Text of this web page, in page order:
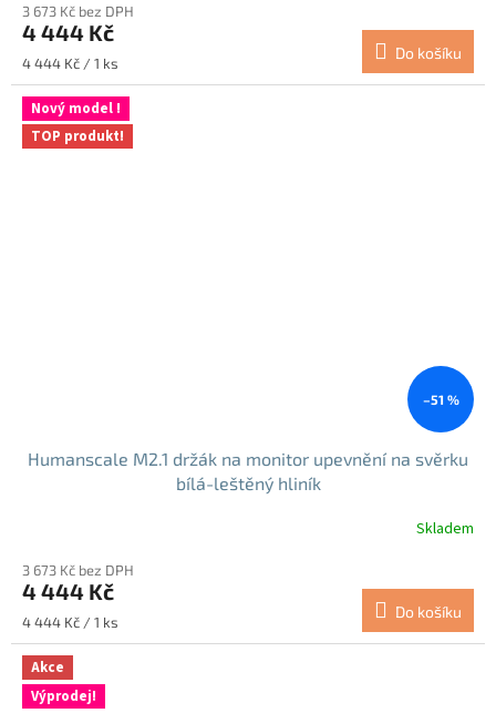
produktu
je
5,0
5
hvězdiček.
3 673 Kč bez DPH
4 444 Kč
Měrná
cena:
4 444 Kč / 1 ks
Do košíku
Nový model !
TOP produkt!
–51 %
Humanscale M2.1 držák na monitor upevnění na svěrku
bílá-leštěný hliník
Skladem
3 673 Kč bez DPH
4 444 Kč
Měrná
cena:
4 444 Kč / 1 ks
Do košíku
Akce
Výprodej!